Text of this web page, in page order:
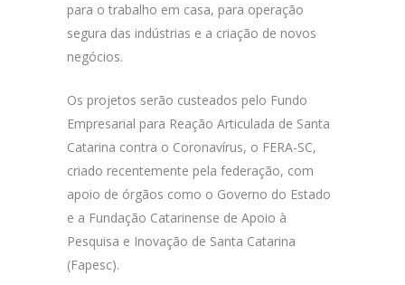
para o trabalho em casa, para operação
segura das indústrias e a criação de novos
negócios.
Os projetos serão custeados pelo Fundo
Empresarial para Reação Articulada de Santa
Catarina contra o Coronavírus, o FERA-SC,
criado recentemente pela federação, com
apoio de órgãos como o Governo do Estado
e a Fundação Catarinense de Apoio à
Pesquisa e Inovação de Santa Catarina
(Fapesc).